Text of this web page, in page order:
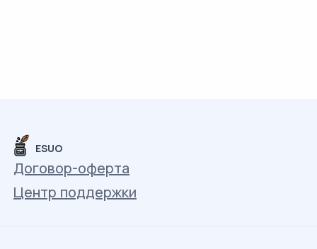
ESUO
Договор-оферта
Центр поддержки